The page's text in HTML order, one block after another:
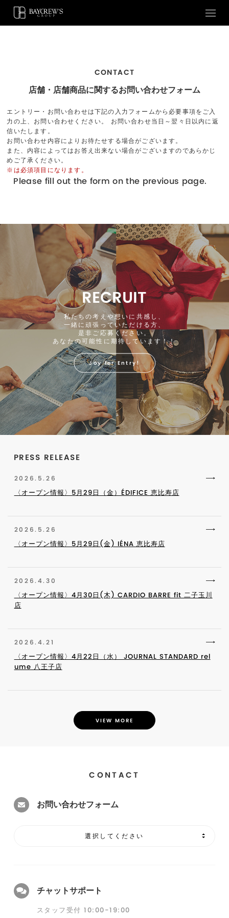
CONTACT
店舗・店舗商品に関するお問い合わせフォーム
エントリー・お問い合わせは下記の入力フォームから必要事項をご入
力の上、お問い合わせください。 お問い合わせ当日～翌々日以内に返
信いたします。
お問い合わせ内容によりお待たせする場合がございます。
また、内容によってはお答え出来ない場合がございますのであらかじ
めご了承ください。
※は必須項目になります。
Please fill out the form on the previous page.
RECRUIT
私たちの考えや想いに共感し、
一緒に頑張っていただける方、
是非ご応募ください。
あなたの可能性に期待しています！！
Joy for Entry!
PRESS RELEASE
2026.5.26
〈オープン情報〉5月29日（金）ÉDIFICE 恵比寿店
2026.5.26
〈オープン情報〉5月29日(金) IÉNA 恵比寿店
2026.4.30
〈オープン情報〉4月30日(木) CARDIO BARRE fit 二子玉川
店
2026.4.21
〈オープン情報〉4月22日（水） JOURNAL STANDARD rel
ume 八王子店
VIEW MORE
CONTACT
お問い合わせフォーム
選択してください
チャットサポート
スタッフ受付 10:00-19:00